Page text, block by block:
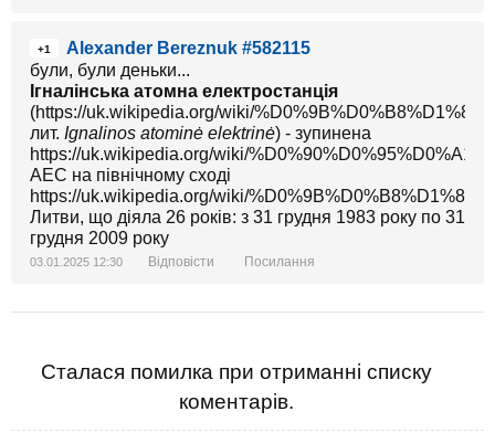
+1
Alexander Bereznuk #582115
були, були деньки...
Ігналінська атомна електростанція
(https://uk.wikipedia.org/wiki/
лит. Ignalinos atominė elektrinė) - зупинена
https://uk.wikipedia.org/wiki/%D0%90%D0%95%D0%A1
АЕС на північному сході
https://uk.wikipedia.org/wiki/
Литви, що діяла 26 років: з 31 грудня 1983 року по 31
грудня 2009 року
03.01.2025 12:30 Відповісти Посилання
Сталася помилка при отриманні списку
коментарів.